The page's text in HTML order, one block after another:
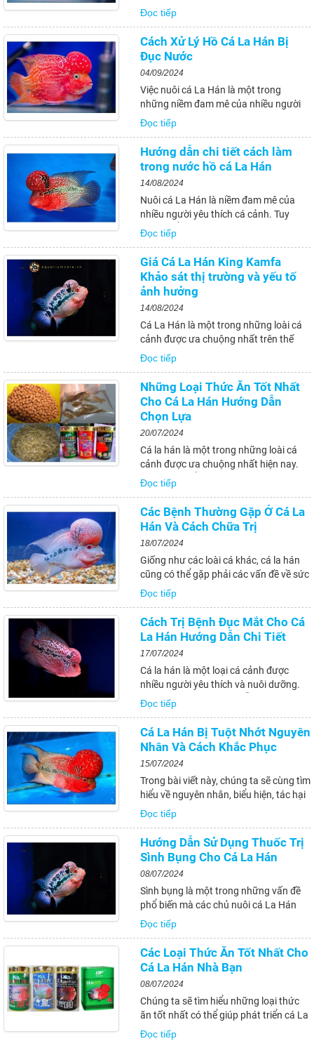
giới. Chúng có vẻ ngoài ấn tượng với
những màu sắc rực rỡ và kiểu dáng
độc đáo. Tuy nhiên, cá La Hán cũng dễ
mắc phải nhiều loại bệnh, trong đó có
bệnh...
Đọc tiếp
Cách Xử Lý Hồ Cá La Hán Bị
Đục Nước
04/09/2024
Việc nuôi cá La Hán là một trong
những niềm đam mê của nhiều người
yêu cá cảnh. Tuy nhiên, một trong
những vấn đề thường gặp khi nuôi cá
La Hán chính là tình trạng nước đục
trong hồ. Trong bài viết này, chúng ta
sẽ cùng tìm hiểu...
Đọc tiếp
Hướng dẫn chi tiết cách làm
trong nước hồ cá La Hán
14/08/2024
Nuôi cá La Hán là niềm đam mê của
nhiều người yêu thích cá cảnh. Tuy
nhiên, để giữ cho hồ cá của mình luôn
sạch đẹp và trong veo là một thách
thức không nhỏ. Trong bài viết này,
chúng ta sẽ tìm hiểu chi tiết các
phương pháp hiệu...
Đọc tiếp
Giá Cá La Hán King Kamfa
Khảo sát thị trường và yếu tố
ảnh hưởng
14/08/2024
Cá La Hán là một trong những loài cá
cảnh được ưa chuộng nhất trên thế
giới, với vẻ đẹp độc đáo và tính cách
thú vị. Trong số các dòng cá La Hán,
Cá La Hán King Kamfa được xem là
một trong những loài có giá trị nhất, với
sắc...
Đọc tiếp
Những Loại Thức Ăn Tốt Nhất
Cho Cá La Hán Hướng Dẫn
Chọn Lựa
20/07/2024
Cá la hán là một trong những loài cá
cảnh được ưa chuộng nhất hiện nay.
Tuy nhiên, để nuôi cá la hán khỏe mạnh
và phát triển tốt, việc chọn lựa thức ăn
phù hợp là rất quan trọng. Trong bài
viết này, chúng tôi sẽ chia sẻ với bạn...
Đọc tiếp
Các Bệnh Thường Gặp Ở Cá La
Hán Và Cách Chữa Trị
18/07/2024
Giống như các loài cá khác, cá la hán
cũng có thể gặp phải các vấn đề về sức
khỏe và mắc một số bệnh thường gặp.
Việc hiểu rõ các bệnh thường gặp ở cá
la hán và cách chữa trị chúng là rất cần
thiết để nuôi dưỡng...
Đọc tiếp
Cách Trị Bệnh Đục Mắt Cho Cá
La Hán Hướng Dẫn Chi Tiết
17/07/2024
Cá la hán là một loại cá cảnh được
nhiều người yêu thích và nuôi dưỡng.
Tuy nhiên, chúng cũng dễ mắc một số
bệnh, trong đó bệnh đục mắt là một
trong những vấn đề phổ biến và đáng
lo ngại. Bài viết này sẽ cung cấp cho
bạn...
Đọc tiếp
Cá La Hán Bị Tuột Nhớt Nguyên
Nhân Và Cách Khắc Phục
15/07/2024
Trong bài viết này, chúng ta sẽ cùng tìm
hiểu về nguyên nhân, biểu hiện, tác hại
và cách khắc phục tình trạng cá la hán
bị tuột nhớt. Từ đó, chúng ta có thể áp
dụng các biện pháp phù hợp để bảo vệ
sức khỏe và vẻ đẹp của...
Đọc tiếp
Hướng Dẫn Sử Dụng Thuốc Trị
Sình Bụng Cho Cá La Hán
08/07/2024
Sình bụng là một trong những vấn đề
phổ biến mà các chủ nuôi cá La Hán
thường gặp phải. Khi cá La Hán mắc
bệnh sình bụng, chúng thường trở nên
lờ đờ trong việc ăn uống, không phát
triển đúng cách và có nguy cơ tử vong
cao. Do...
Đọc tiếp
Các Loại Thức Ăn Tốt Nhất Cho
Cá La Hán Nhà Bạn
08/07/2024
Chúng ta sẽ tìm hiểu những loại thức
ăn tốt nhất có thể giúp phát triển cá La
Hán theo nhiều mặt khác nhau. Chế độ
Đọc tiếp